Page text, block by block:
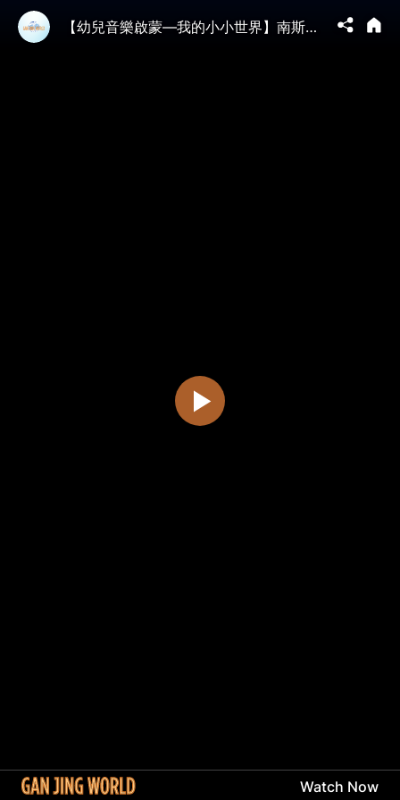
【幼兒音樂啟蒙—我的小小世界】南斯拉夫民歌 Bella Ciao
Watch Now